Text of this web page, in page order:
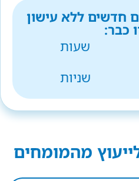
חדשים ללא עישון
כבר:
שעות
שניות
מהמומחים